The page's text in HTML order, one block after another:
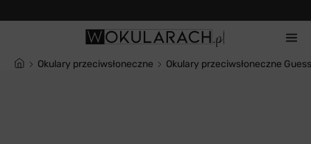
Okulary przeciwsłoneczne Okulary przeciwsłoneczne